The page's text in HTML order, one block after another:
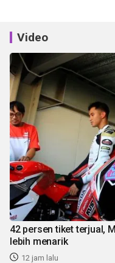
Video
42 persen tiket terjual,
lebih menarik
12 jam lalu